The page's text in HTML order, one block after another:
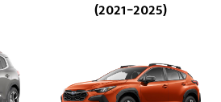
(2021-2025)